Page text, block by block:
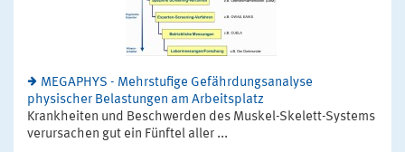
MEGAPHYS - Mehrstufige Gefährdungsanalyse
physischer Belastungen am Arbeitsplatz
Krankheiten und Beschwerden des Muskel-Skelett-Systems
verursachen gut ein Fünftel aller ...